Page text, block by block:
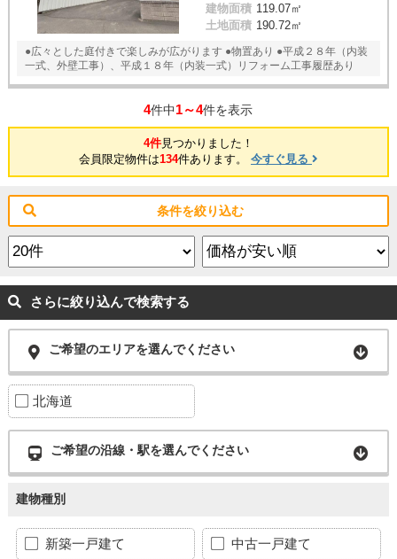
建物面積 119.07㎡
土地面積 190.72㎡
●広々とした庭付きで楽しみが広がります ●物置あり ●平成２８年（内装
一式、外壁工事）、平成１８年（内装一式）リフォーム工事履歴あり
4件中1～4件を表示
4件見つかりました！
会員限定物件は134件あります。 今すぐ見る
条件を絞り込む
さらに絞り込んで検索する
ご希望のエリアを選んでください
北海道
ご希望の沿線・駅を選んでください
建物種別
新築一戸建て 中古一戸建て